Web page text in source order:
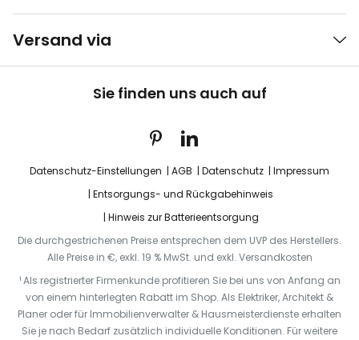
Versand via
Sie finden uns auch auf
Datenschutz-Einstellungen AGB Datenschutz
Impressum
Entsorgungs- und Rückgabehinweis
Hinweis zur Batterieentsorgung
Die durchgestrichenen Preise entsprechen dem UVP des Herstellers.
Alle Preise in €, exkl. 19 % MwSt. und exkl. Versandkosten
¹ Als registrierter Firmenkunde profitieren Sie bei uns von Anfang an
von einem hinterlegten Rabatt im Shop. Als Elektriker, Architekt &
Planer oder für Immobilienverwalter & Hausmeisterdienste erhalten
Sie je nach Bedarf zusätzlich individuelle Konditionen. Für weitere